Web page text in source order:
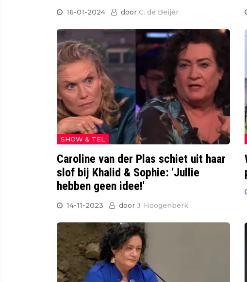
16-01-2024 door C. de Beijer
SHOW & TEL
Caroline van der Plas schiet uit haar
slof bij Khalid & Sophie: 'Jullie
hebben geen idee!'
14-11-2023 door J. Hoogenberk